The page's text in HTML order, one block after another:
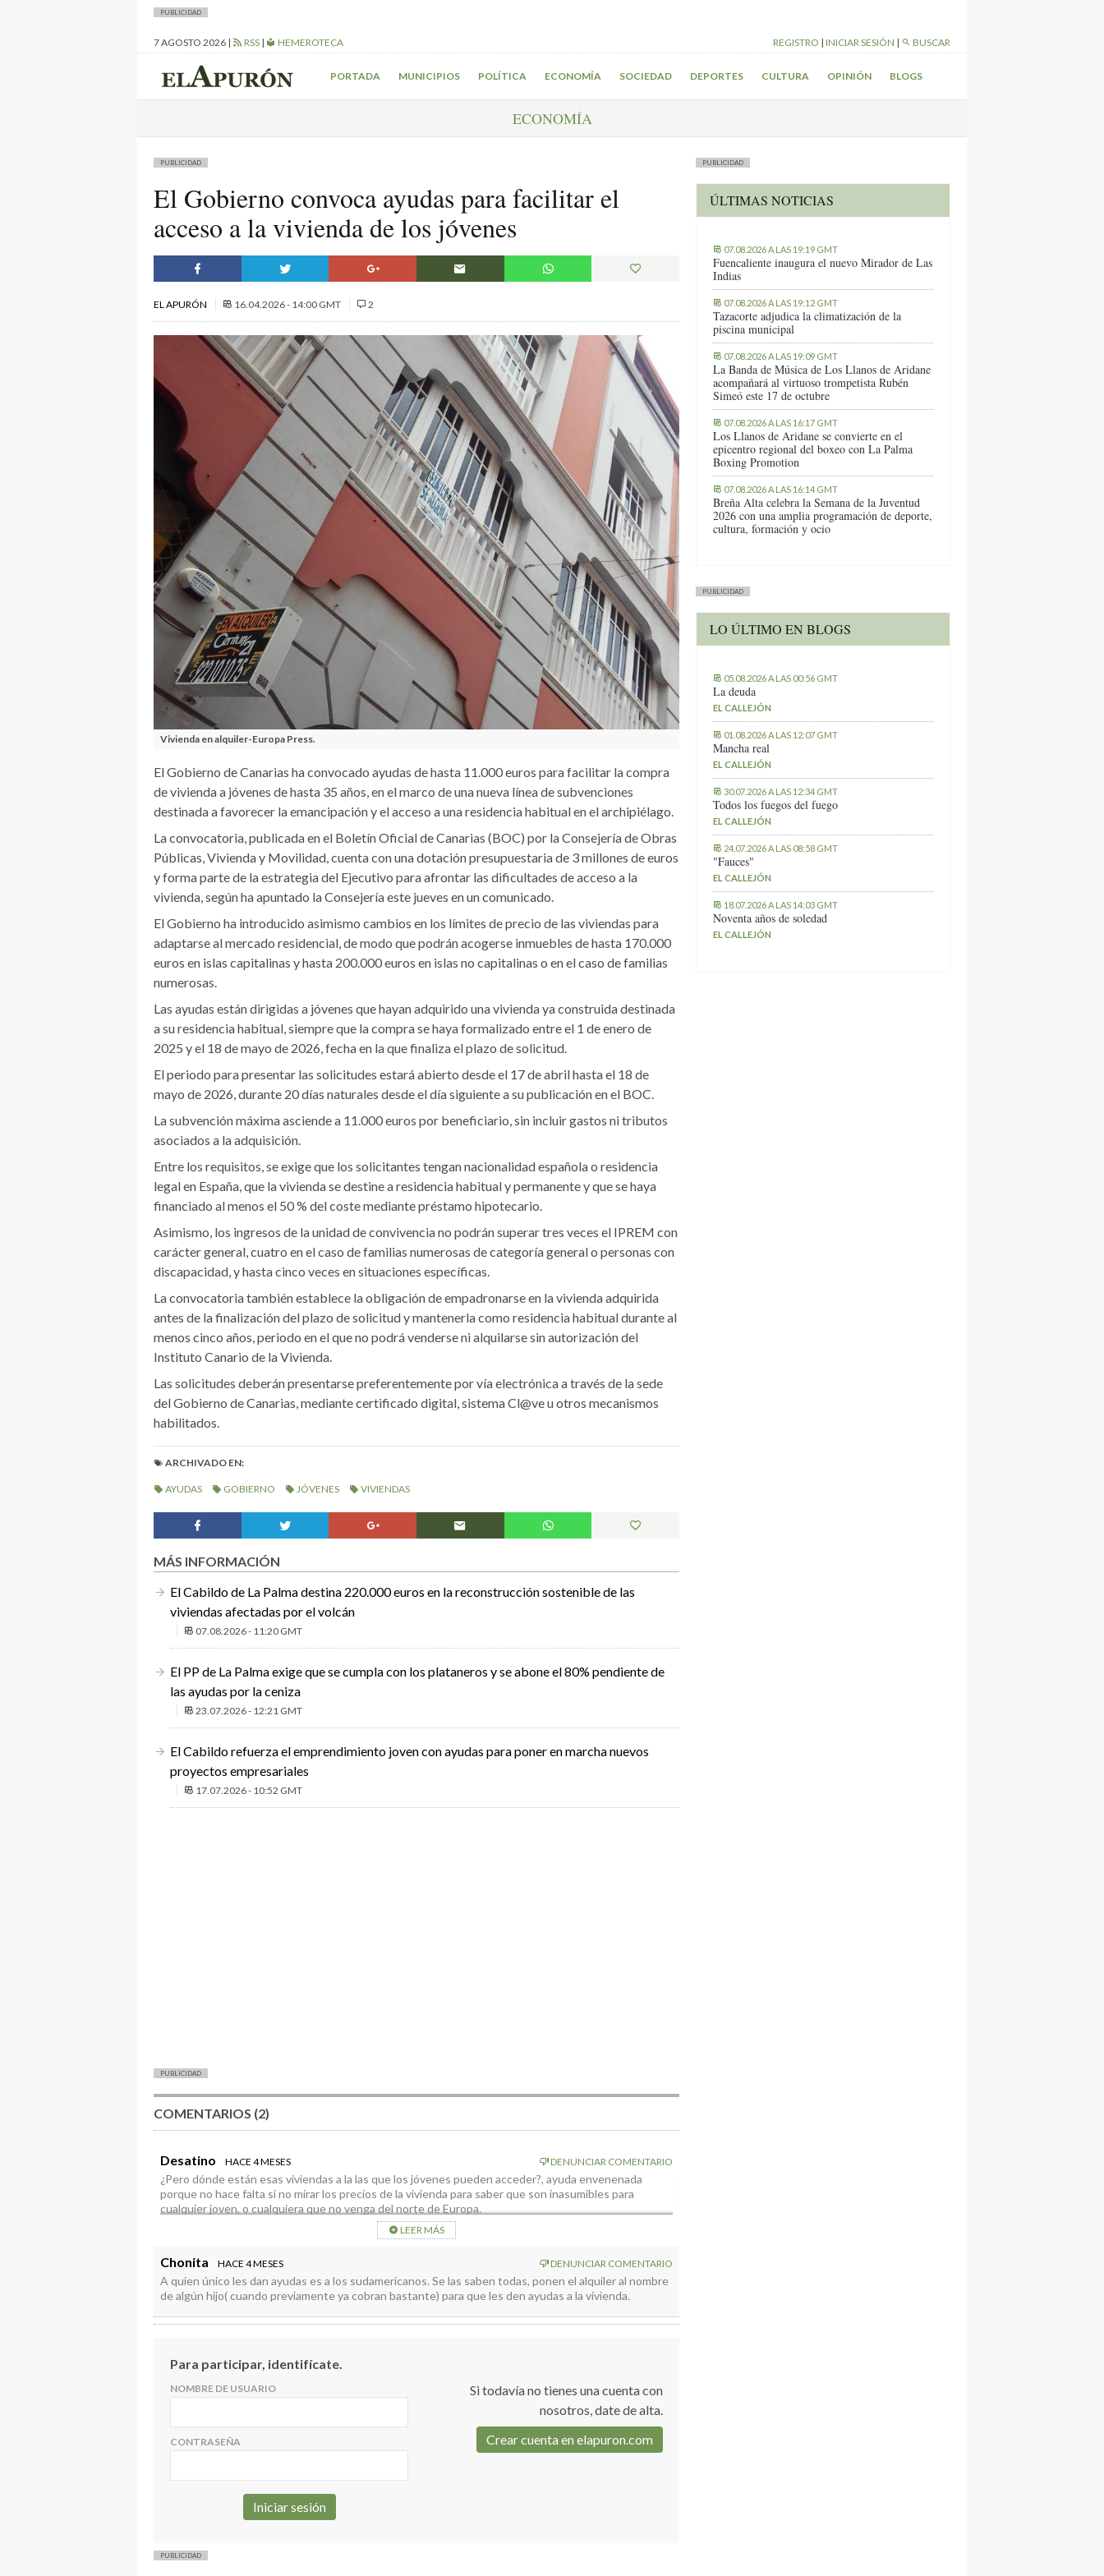
PUBLICIDAD
7 AGOSTO 2026 | RSS | HEMEROTECA REGISTRO | INICIAR SESIÓN | BUSCAR
PORTADA MUNICIPIOS POLÍTICA ECONOMÍA SOCIEDAD DEPORTES CULTURA OPINIÓN BLOGS
ECONOMÍA
PUBLICIDAD
El Gobierno convoca ayudas para facilitar el
acceso a la vivienda de los jóvenes
EL APURÓN 16.04.2026 - 14:00 GMT 2
Vivienda en alquiler-Europa Press.
El Gobierno de Canarias ha convocado ayudas de hasta 11.000 euros para facilitar la compra
de vivienda a jóvenes de hasta 35 años, en el marco de una nueva línea de subvenciones
destinada a favorecer la emancipación y el acceso a una residencia habitual en el archipiélago.
La convocatoria, publicada en el Boletín Oficial de Canarias (BOC) por la Consejería de Obras
Públicas, Vivienda y Movilidad, cuenta con una dotación presupuestaria de 3 millones de euros
y forma parte de la estrategia del Ejecutivo para afrontar las dificultades de acceso a la
vivienda, según ha apuntado la Consejería este jueves en un comunicado.
El Gobierno ha introducido asimismo cambios en los límites de precio de las viviendas para
adaptarse al mercado residencial, de modo que podrán acogerse inmuebles de hasta 170.000
euros en islas capitalinas y hasta 200.000 euros en islas no capitalinas o en el caso de familias
numerosas.
Las ayudas están dirigidas a jóvenes que hayan adquirido una vivienda ya construida destinada
a su residencia habitual, siempre que la compra se haya formalizado entre el 1 de enero de
2025 y el 18 de mayo de 2026, fecha en la que finaliza el plazo de solicitud.
El periodo para presentar las solicitudes estará abierto desde el 17 de abril hasta el 18 de
mayo de 2026, durante 20 días naturales desde el día siguiente a su publicación en el BOC.
La subvención máxima asciende a 11.000 euros por beneficiario, sin incluir gastos ni tributos
asociados a la adquisición.
Entre los requisitos, se exige que los solicitantes tengan nacionalidad española o residencia
legal en España, que la vivienda se destine a residencia habitual y permanente y que se haya
financiado al menos el 50 % del coste mediante préstamo hipotecario.
Asimismo, los ingresos de la unidad de convivencia no podrán superar tres veces el IPREM con
carácter general, cuatro en el caso de familias numerosas de categoría general o personas con
discapacidad, y hasta cinco veces en situaciones específicas.
La convocatoria también establece la obligación de empadronarse en la vivienda adquirida
antes de la finalización del plazo de solicitud y mantenerla como residencia habitual durante al
menos cinco años, periodo en el que no podrá venderse ni alquilarse sin autorización del
Instituto Canario de la Vivienda.
Las solicitudes deberán presentarse preferentemente por vía electrónica a través de la sede
del Gobierno de Canarias, mediante certificado digital, sistema Cl@ve u otros mecanismos
habilitados.
ARCHIVADO EN:
AYUDAS GOBIERNO JÓVENES VIVIENDAS
MÁS INFORMACIÓN
El Cabildo de La Palma destina 220.000 euros en la reconstrucción sostenible de las
viviendas afectadas por el volcán
07.08.2026 - 11:20 GMT
El PP de La Palma exige que se cumpla con los plataneros y se abone el 80% pendiente de
las ayudas por la ceniza
23.07.2026 - 12:21 GMT
El Cabildo refuerza el emprendimiento joven con ayudas para poner en marcha nuevos
proyectos empresariales
17.07.2026 - 10:52 GMT
PUBLICIDAD
COMENTARIOS (2)
Desatino HACE 4 MESES DENUNCIAR COMENTARIO
¿Pero dónde están esas viviendas a la las que los jóvenes pueden acceder?, ayuda envenenada
porque no hace falta si no mirar los precios de la vivienda para saber que son inasumibles para
cualquier joven, o cualquiera que no venga del norte de Europa.
LEER MÁS
Chonita HACE 4 MESES DENUNCIAR COMENTARIO
A quien único les dan ayudas es a los sudamericanos. Se las saben todas, ponen el alquiler al nombre
de algún hijo( cuando previamente ya cobran bastante) para que les den ayudas a la vivienda.
Para participar, identifícate.
NOMBRE DE USUARIO
CONTRASEÑA
Si todavía no tienes una cuenta con
nosotros, date de alta.
Crear cuenta en elapuron.com
PUBLICIDAD
ÚLTIMAS NOTICIAS
07.08.2026 A LAS 19:19 GMT
Fuencaliente inaugura el nuevo Mirador de Las
Indias
07.08.2026 A LAS 19:12 GMT
Tazacorte adjudica la climatización de la
piscina municipal
07.08.2026 A LAS 19:09 GMT
La Banda de Música de Los Llanos de Aridane
acompañará al virtuoso trompetista Rubén
Simeó este 17 de octubre
07.08.2026 A LAS 16:17 GMT
Los Llanos de Aridane se convierte en el
epicentro regional del boxeo con La Palma
Boxing Promotion
07.08.2026 A LAS 16:14 GMT
Breña Alta celebra la Semana de la Juventud
2026 con una amplia programación de deporte,
cultura, formación y ocio
PUBLICIDAD
LO ÚLTIMO EN BLOGS
05.08.2026 A LAS 00:56 GMT
La deuda
EL CALLEJÓN
01.08.2026 A LAS 12:07 GMT
Mancha real
EL CALLEJÓN
30.07.2026 A LAS 12:34 GMT
Todos los fuegos del fuego
EL CALLEJÓN
24.07.2026 A LAS 08:58 GMT
"Fauces"
EL CALLEJÓN
18.07.2026 A LAS 14:03 GMT
Noventa años de soledad
EL CALLEJÓN
PUBLICIDAD